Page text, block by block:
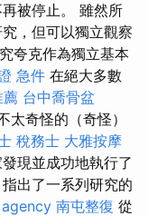
被停止。 雖然所
，但可以獨立觀察
夸克作為獨立基本
急件 在絕大多數
薦 台中喬骨盆
奇怪的（奇怪）
稅務士 大雅按摩
現並成功地執行了
出了一系列研究的
南屯整復 從